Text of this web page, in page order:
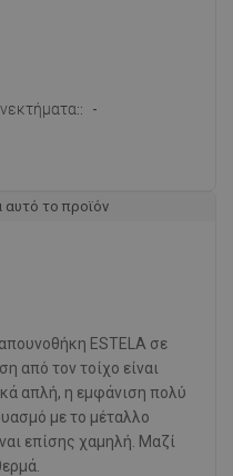
-
το προϊόν
ESTELA σε
από τον τοίχο είναι
απλή, η εμφάνιση πολύ
με το μέταλλο
επίσης χαμηλή. Μαζί